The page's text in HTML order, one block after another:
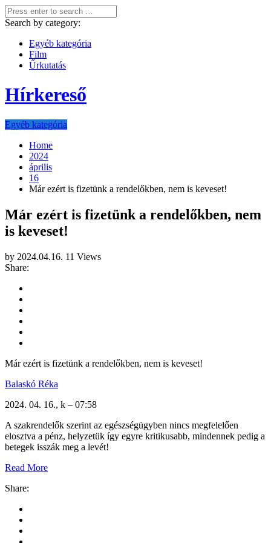
Search by category:
Egyéb kategória
Film
Űrkutatás
Hírkereső
Egyéb kategória
Home
2024
április
16
Már ezért is fizetünk a rendelőkben, nem is keveset!
Már ezért is fizetünk a rendelőkben, nem
is keveset!
by 2024.04.16. 11 Views
Share:
Már ezért is fizetünk a rendelőkben, nem is keveset!
Balaskó Réka
2024. 04. 16., k – 07:58
A szakrendelők szerint az egészségügyben nincs megfelelően
elosztva a pénz, helyzetük így egyre kritikusabb, mindennek pedig a
betegek isszák meg a levét!
Read More
Share: